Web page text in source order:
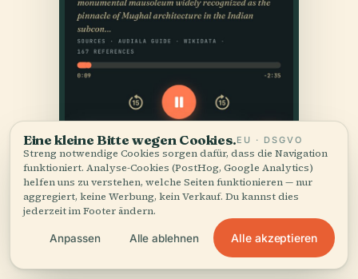
Eine kleine Bitte wegen Cookies.EU · DSGVO
Streng notwendige Cookies sorgen dafür, dass die Navigation
funktioniert. Analyse-Cookies (PostHog, Google Analytics)
helfen uns zu verstehen, welche Seiten funktionieren — nur
aggregiert, keine Werbung, kein Verkauf. Du kannst dies
jederzeit im Footer ändern.
Anpassen Alle ablehnen Alle akzeptieren